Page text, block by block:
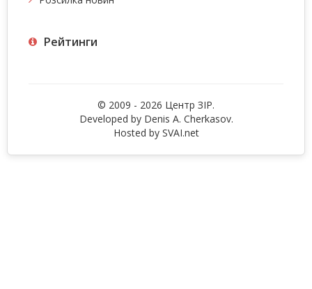
Рейтинги
© 2009 - 2026 Центр ЗIР.
Developed by Denis A. Cherkasov.
Hosted by SVAI.net